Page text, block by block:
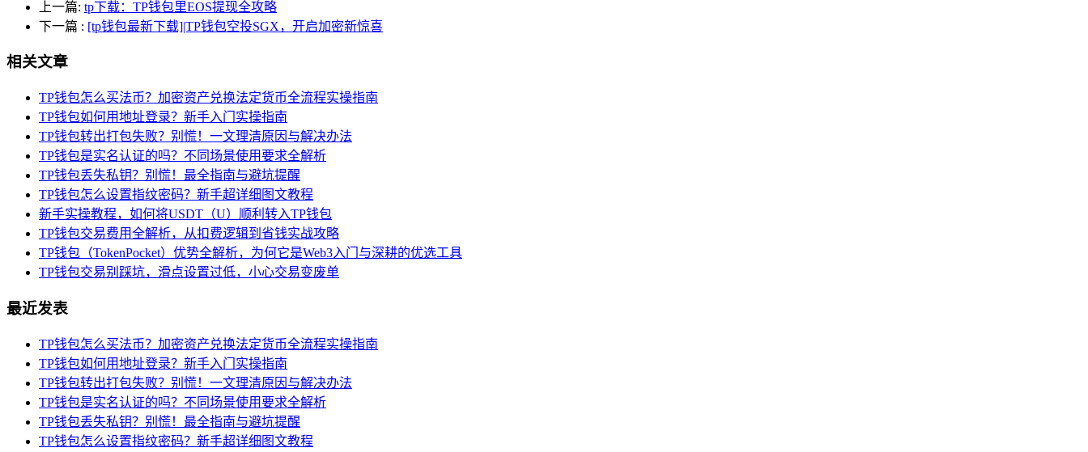
上一篇: tp下载：TP钱包里EOS提现全攻略
下一篇 : [tp钱包最新下载]|TP钱包空投SGX，开启加密新惊喜
相关文章
TP钱包怎么买法币？加密资产兑换法定货币全流程实操指南
TP钱包如何用地址登录？新手入门实操指南
TP钱包转出打包失败？别慌！一文理清原因与解决办法
TP钱包是实名认证的吗？不同场景使用要求全解析
TP钱包丢失私钥？别慌！最全指南与避坑提醒
TP钱包怎么设置指纹密码？新手超详细图文教程
新手实操教程，如何将USDT（U）顺利转入TP钱包
TP钱包交易费用全解析，从扣费逻辑到省钱实战攻略
TP钱包（TokenPocket）优势全解析，为何它是Web3入门与深耕的优选工具
TP钱包交易别踩坑，滑点设置过低，小心交易变废单
最近发表
TP钱包怎么买法币？加密资产兑换法定货币全流程实操指南
TP钱包如何用地址登录？新手入门实操指南
TP钱包转出打包失败？别慌！一文理清原因与解决办法
TP钱包是实名认证的吗？不同场景使用要求全解析
TP钱包丢失私钥？别慌！最全指南与避坑提醒
TP钱包怎么设置指纹密码？新手超详细图文教程